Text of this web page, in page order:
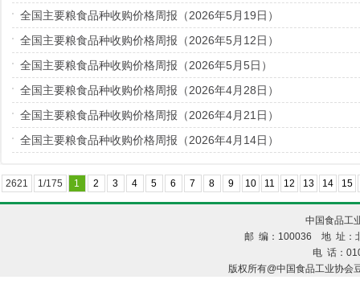
全国主要粮食品种收购价格周报（2026年5月19日）
全国主要粮食品种收购价格周报（2026年5月12日）
全国主要粮食品种收购价格周报（2026年5月5日）
全国主要粮食品种收购价格周报（2026年4月28日）
全国主要粮食品种收购价格周报（2026年4月21日）
全国主要粮食品种收购价格周报（2026年4月14日）
2621 1/175 1 2 3 4 5 6 7 8 9 10 11 12 13 14 15
中国食品工
邮 编：100036 地 址：
电 话：
版权所有@中国食品工业协